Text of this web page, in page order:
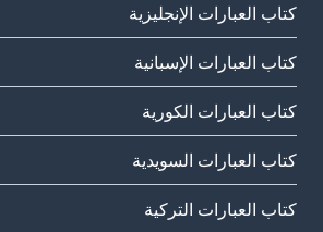
كتاب العبارات الإنجليزية
كتاب العبارات الإسبانية
كتاب العبارات الكورية
كتاب العبارات السويدية
كتاب العبارات التركية